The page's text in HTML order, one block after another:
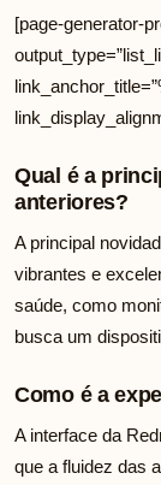
[page-generator-
Qual é a
anteriores?
A principal
vibrantes e
saúde, como
busca um
Como é a
A interface da
que a fluidez das